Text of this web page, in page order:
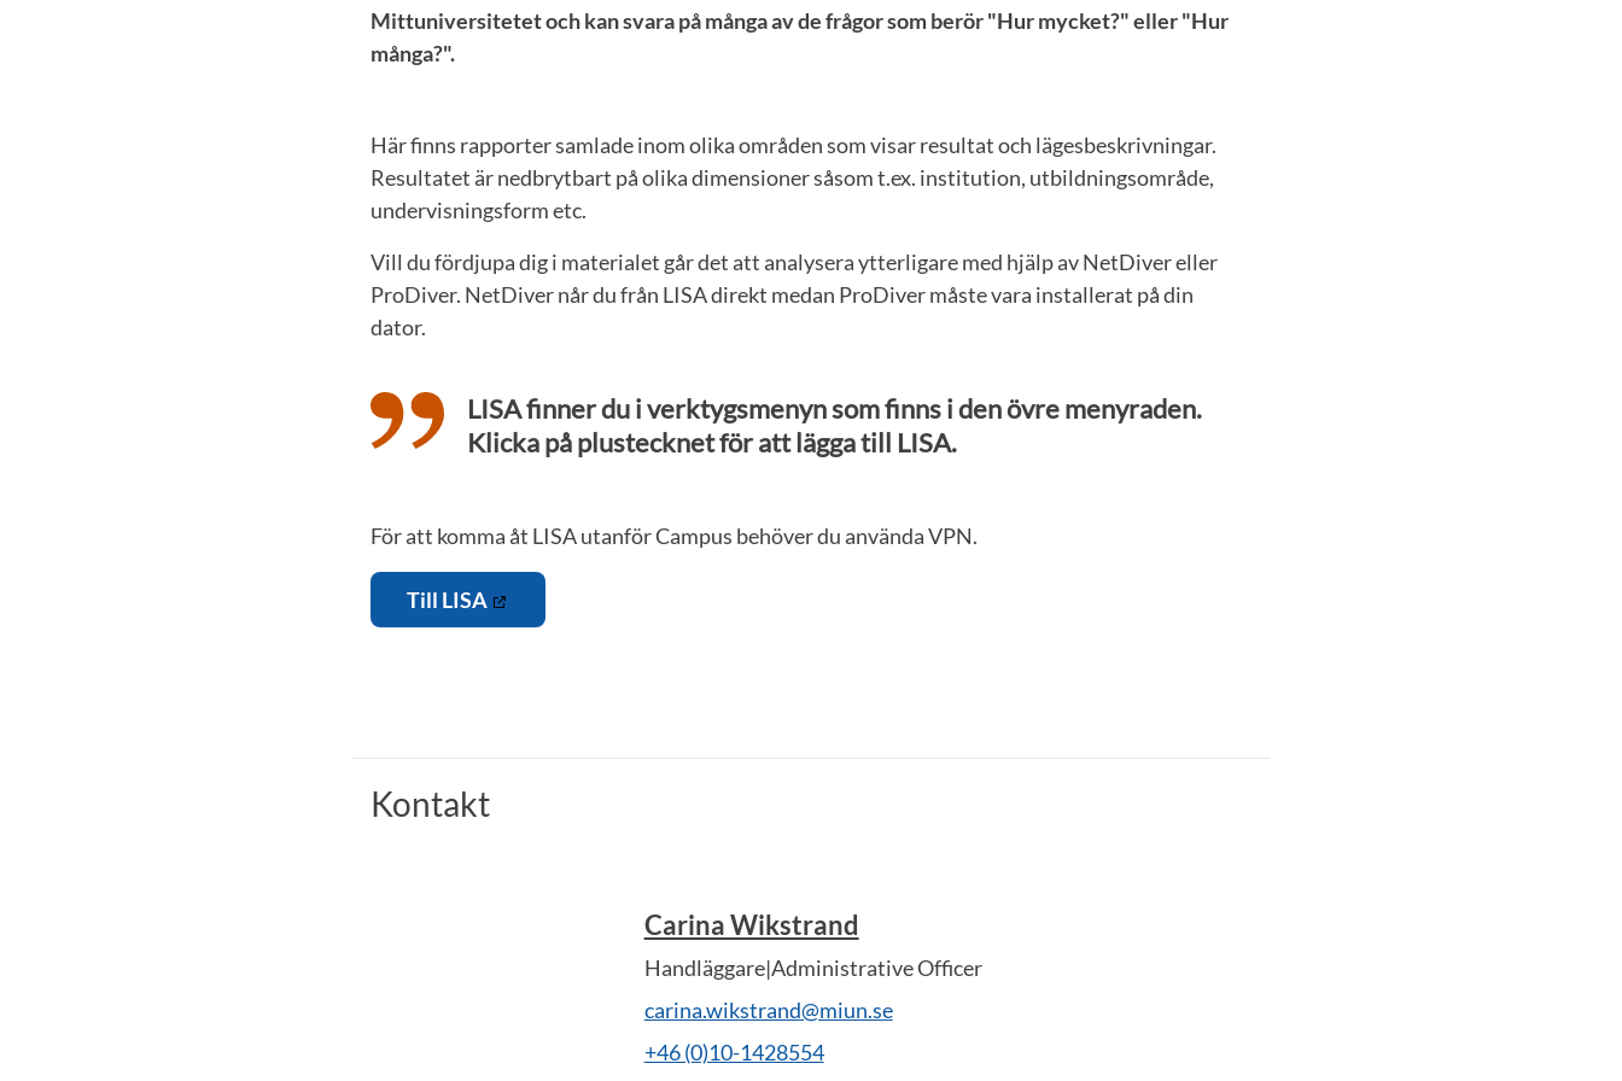
Mittuniversitetet och kan svara på många av de frågor som berör "Hur mycket?" eller "Hur
många?".
Här finns rapporter samlade inom olika områden som visar resultat och lägesbeskrivningar.
Resultatet är nedbrytbart på olika dimensioner såsom t.ex. institution, utbildningsområde,
undervisningsform etc.
Vill du fördjupa dig i materialet går det att analysera ytterligare med hjälp av NetDiver eller
ProDiver. NetDiver når du från LISA direkt medan ProDiver måste vara installerat på din
dator.
LISA finner du i verktygsmenyn som finns i den övre menyraden.
Klicka på plustecknet för att lägga till LISA.
För att komma åt LISA utanför Campus behöver du använda VPN.
Till LISA
Kontakt
Carina Wikstrand
Handläggare|Administrative Officer
carina.wikstrand@miun.se
+46 (0)10-1428554